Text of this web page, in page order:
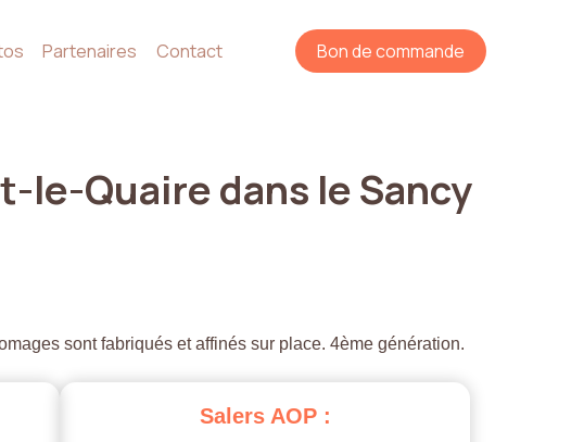
Partenaires Contact Bon de commande
le-Quairedans leSancy
sont fabriqués et affinés sur place. 4ème génération.
Salers AOP :